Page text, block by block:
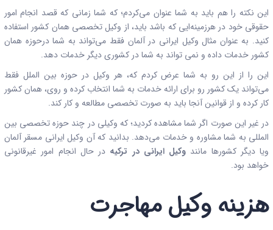
این نکته را هم باید به شما عنوان می‌کردم؛ که شما زمانی که قصد انجام امور
حقوقی خود در هرزمینه‌ایی که باشد باید، از وکیل تخصصی همان کشور استفاده
کنید. به عنوان مثال وکیل ایرانی در آلمان فقط می‌تواند به شما درحوزه همان
کشور خدمات داده و نمی تواند به شما در کشوری دیگر خدمات دهد.
این را از این رو به شما عرض کردم که، هر وکیل در حوزه بین الملل فقط
می‌تواند یک کشور رو برای ارائه خدمات به شما انتخاب کرده و روی، همان کشور
کار کرده و از قوانین آنجا باید به صورت تخصصی مطالعه و کار کند.
در غیر این صورت اگر شما مشاهده کردید؛ که وکیلی در چند حوزه تخصصی بین
المللی به شما مشاوره و خدمات می‌دهد. بدانید که آن وکیل ایرانی مسقر آلمان
ویا دیگر کشورها مانند وکیل ایرانی در ترکیه در حال انجام امور غیرقانونی
خواهد بود.
هزینه وکیل مهاجرت